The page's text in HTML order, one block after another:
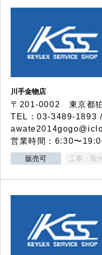
川手金物店
〒201-0002 東京都
TEL：03-3489-1893
営業時間：6:30〜
販売可 工事・取